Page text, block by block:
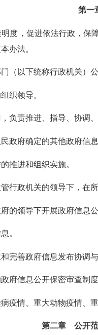
第一
度，促进依法行政，保
办法。
以下统称行政机关）
织领导。
责推进、指导、协调、
府确定的其他政府信
推进和组织实施。
政机关的领导下，在
领导下开展政府信息公
。
善政府信息发布协调与
信息公开保密审查制
情、重大动物疫情、
第二章 公开范